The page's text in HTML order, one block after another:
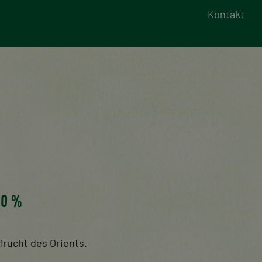
Kontakt
%
des Orients.